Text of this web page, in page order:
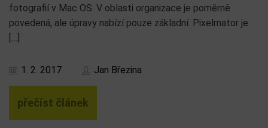
fotografií v Mac OS. V oblasti organizace je poměrně
povedená, ale úpravy nabízí pouze základní. Pixelmator je
[…]
1. 2. 2017 Jan Březina
přečíst článek